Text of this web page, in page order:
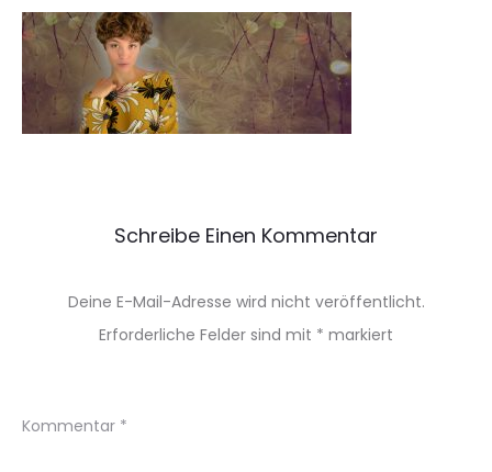
Schreibe Einen Kommentar
Deine E-Mail-Adresse wird nicht veröffentlicht.
Erforderliche Felder sind mit * markiert
Kommentar *